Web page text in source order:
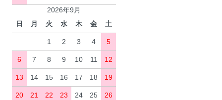
2026年9月
日
月 火 水 木 金 土
1 2 3 4 5
6 7 8 9 10 11 12
13 14 15 16 17 18 19
20 21 22 23 24 25 26